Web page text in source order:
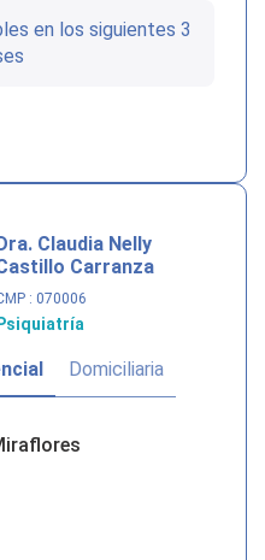
en los siguientes 3
Dra. Claudia Nelly
Carranza
: 070006
Psiquiatría
Domiciliaria